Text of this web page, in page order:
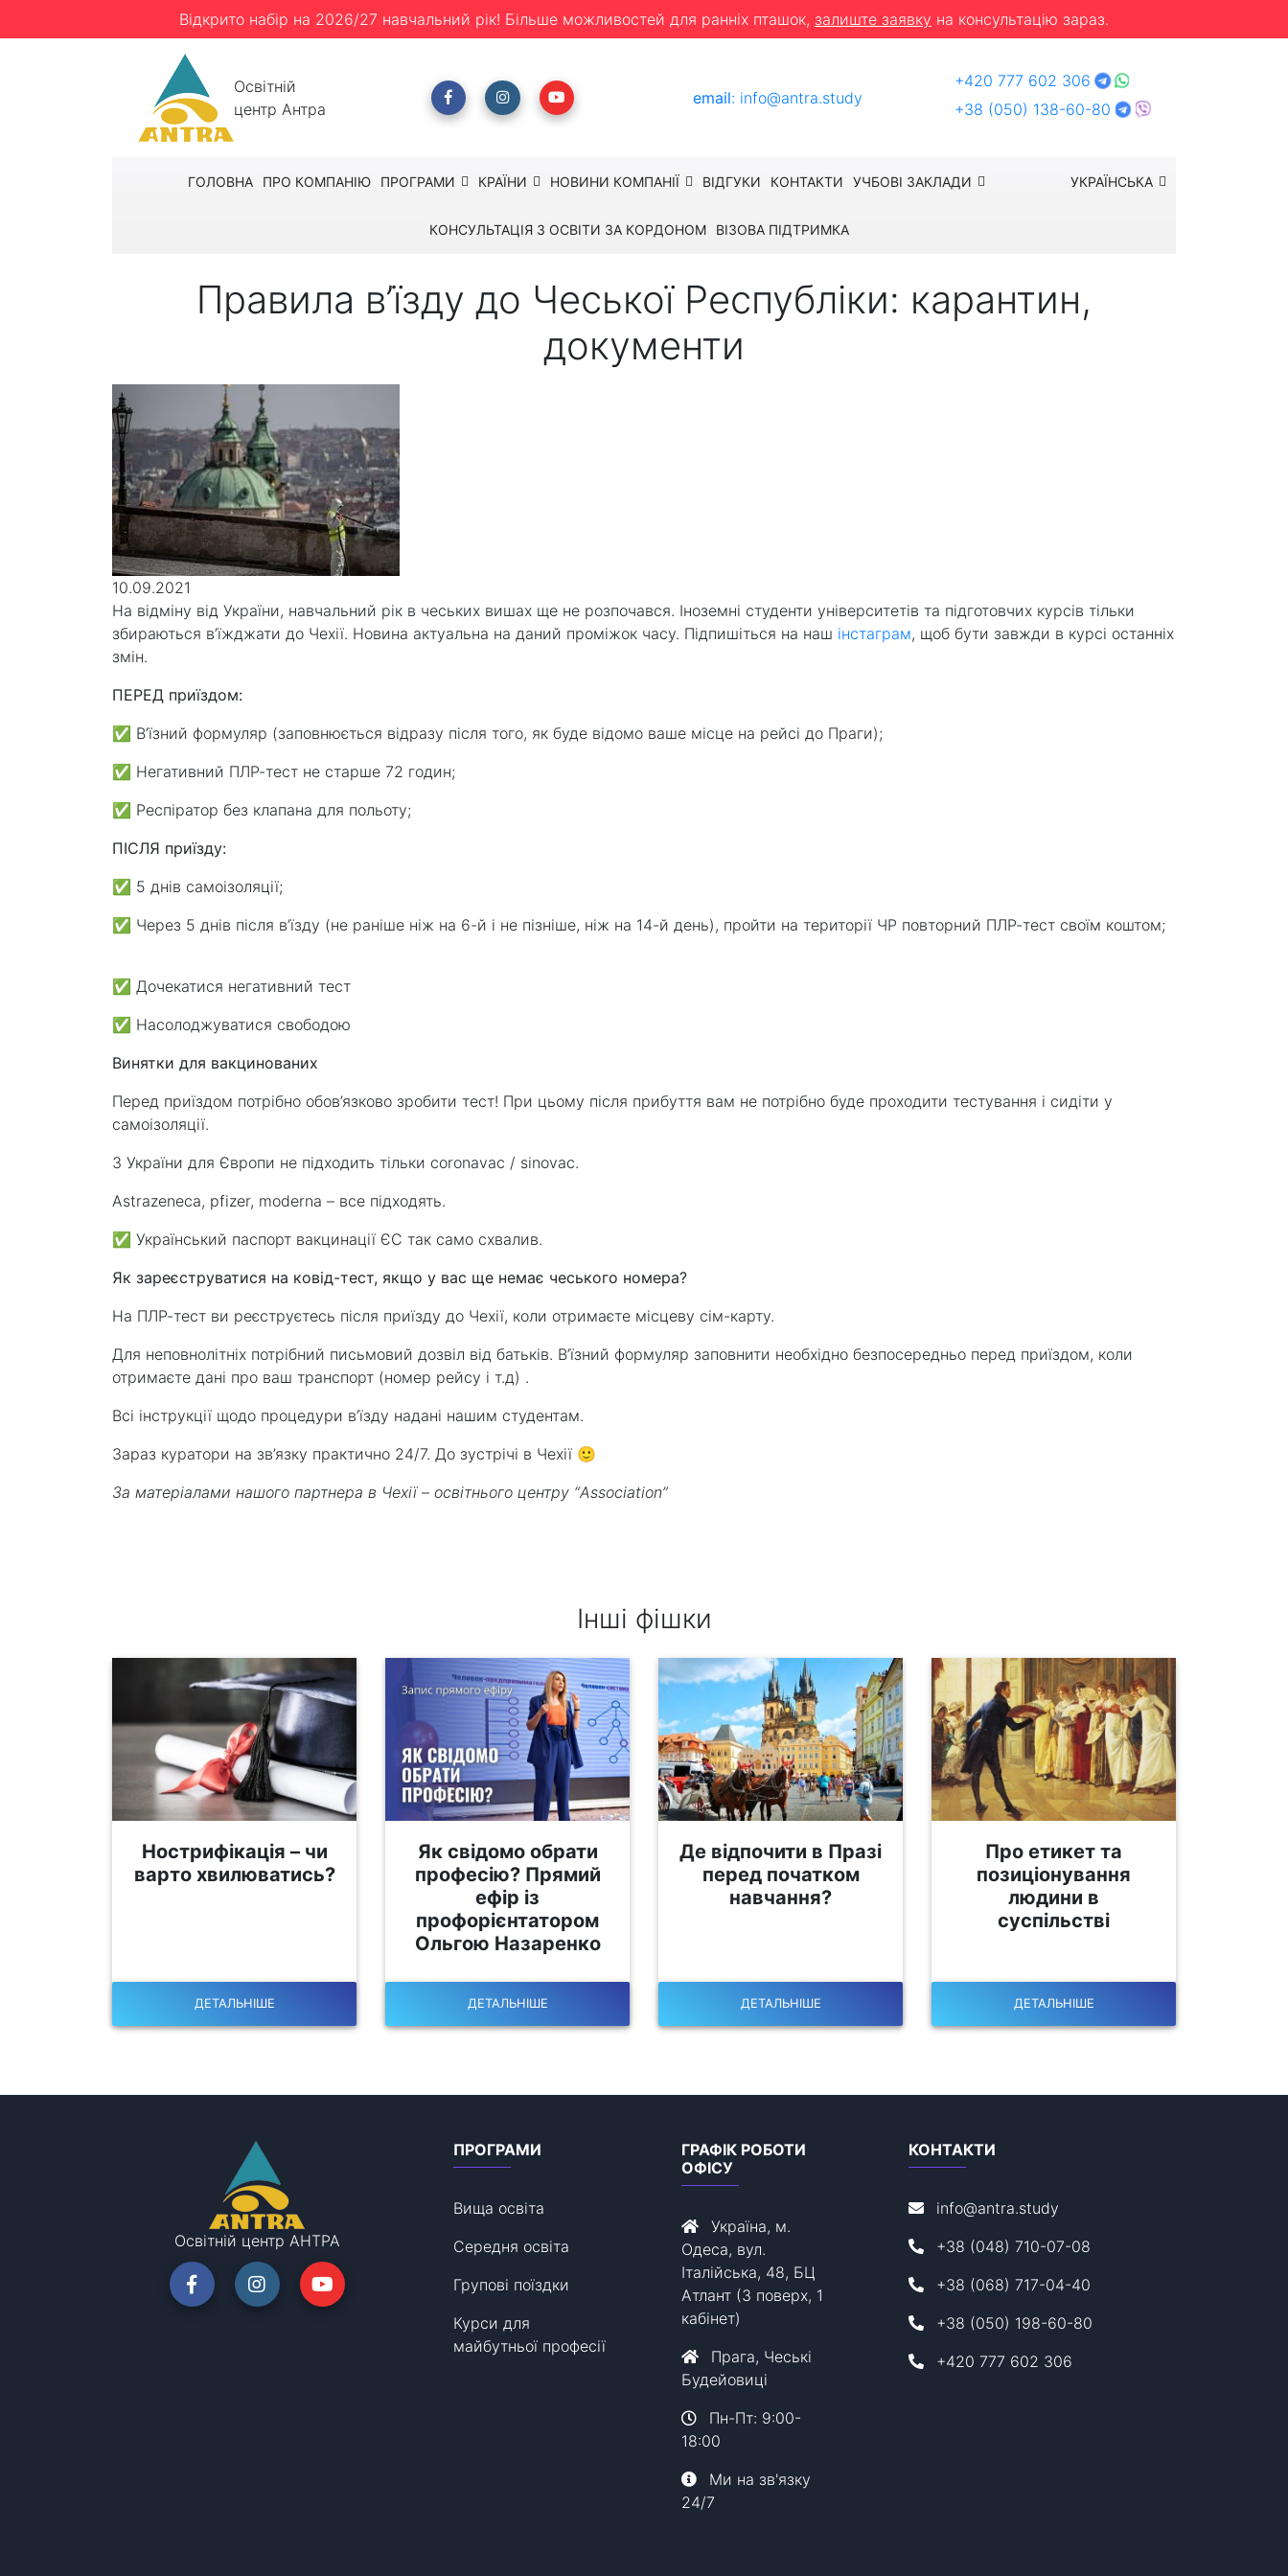
Відкрито набір на 2026/27 навчальний рік! Більше можливостей для ранніх пташок, залиште заявку на консультацію зараз.
Освітній
центр Антра
email: info@antra.study
+420 777 602 306
+38 (050) 138-60-80
ГОЛОВНА ПРО КОМПАНІЮ ПРОГРАМИ УКРАЇНСЬКА
КРАЇНИ НОВИНИ КОМПАНІЇ ВІДГУКИ КОНТАКТИ УЧБОВІ ЗАКЛАДИ
КОНСУЛЬТАЦІЯ З ОСВІТИ ЗА КОРДОНОМ ВІЗОВА ПІДТРИМКА
Правила в’їзду до Чеської Республіки: карантин,
документи
10.09.2021
На відміну від України, навчальний рік в чеських вишах ще не розпочався. Іноземні студенти університетів та підготовчих курсів тільки
збираються в’їжджати до Чехії. Новина актуальна на даний проміжок часу. Підпишіться на наш інстаграм, щоб бути завжди в курсі останніх
змін.
ПЕРЕД приїздом: ⁣⁣ ⠀
✅ В’їзний формуляр (заповнюється відразу після того, як буде відомо ваше місце на рейсі до Праги); ⁣⁣
✅ Негативний ПЛР-тест не старше 72 годин; ⁣⁣ ⠀
✅ Респіратор без клапана для польоту; ⁣⁣ ⠀
ПІСЛЯ приїзду: ⁣⁣⠀
✅ 5 днів самоізоляції; ⁣⁣ ⠀
✅ Через 5 днів після в’їзду (не раніше ніж на 6-й і не пізніше, ніж на 14-й день), пройти на території ЧР повторний ПЛР-тест своїм коштом;
✅ Дочекатися негативний тест
⁣⁣✅ Насолоджуватися свободою
Винятки для вакцинованих
Перед приїздом потрібно обов’язково зробити тест! При цьому після прибуття вам не потрібно буде проходити тестування і сидіти у
самоізоляції.
⁣З України для Європи не підходить тільки coronavac / sinovac.
Astrazeneca, pfizer, moderna – все підходять.
⁣⁣✅ Український паспорт вакцинації ЄС так само схвалив.
Як зареєструватися на ковід-тест, якщо у вас ще немає чеського номера?
На ПЛР-тест ви реєструєтесь після приїзду до Чехії, коли отримаєте місцеву сім-карту.
Для неповнолітніх потрібний письмовий дозвіл від батьків. В’їзний формуляр заповнити необхідно безпосередньо перед приїздом, коли
отримаєте дані про ваш транспорт (номер рейсу і т.д) ⁣⁣.
Всі інструкції щодо процедури в’їзду надані нашим студентам.
Зараз куратори на зв’язку практично 24/7. До зустрічі в Чехії 🙂
За матеріалами нашого партнера в Чехії – освітнього центру “Assoсiation”
Інші фішки
Нострифікація – чи
варто хвилюватись?
ДЕТАЛЬНІШЕ
Як свідомо обрати
професію? Прямий
ефір із
профорієнтатором
Ольгою Назаренко
ДЕТАЛЬНІШЕ
Де відпочити в Празі
перед початком
навчання?
ДЕТАЛЬНІШЕ
Про етикет та
позиціонування
людини в
суспільстві
ДЕТАЛЬНІШЕ
Освітній центр АНТРА
ПРОГРАМИ
Вища освіта
Середня освіта
Групові поїздки
Курси для
майбутньої професії
ГРАФІК РОБОТИ
ОФІСУ
Україна, м.
Одеса, вул.
Італійська, 48, БЦ
Атлант (3 поверх, 1
кабінет)
Прага, Чеські
Будейовиці
Пн-Пт: 9:00-
18:00
Ми на зв'язку
24/7
КОНТАКТИ
info@antra.study
+38 (048) 710-07-08
+38 (068) 717-04-40
+38 (050) 198-60-80
+420 777 602 306